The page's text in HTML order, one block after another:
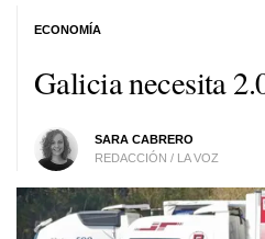
Galicia necesita
SARA CABRERO
REDACCIÓN / LA VOZ
ECONOMÍA